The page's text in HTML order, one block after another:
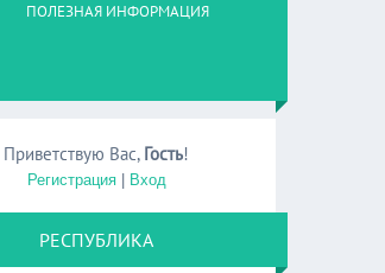
ПОЛЕЗНАЯ ИНФОРМАЦИЯ
Приветствую Вас, Гость!
Регистрация| Вход
РЕСПУБЛИКА